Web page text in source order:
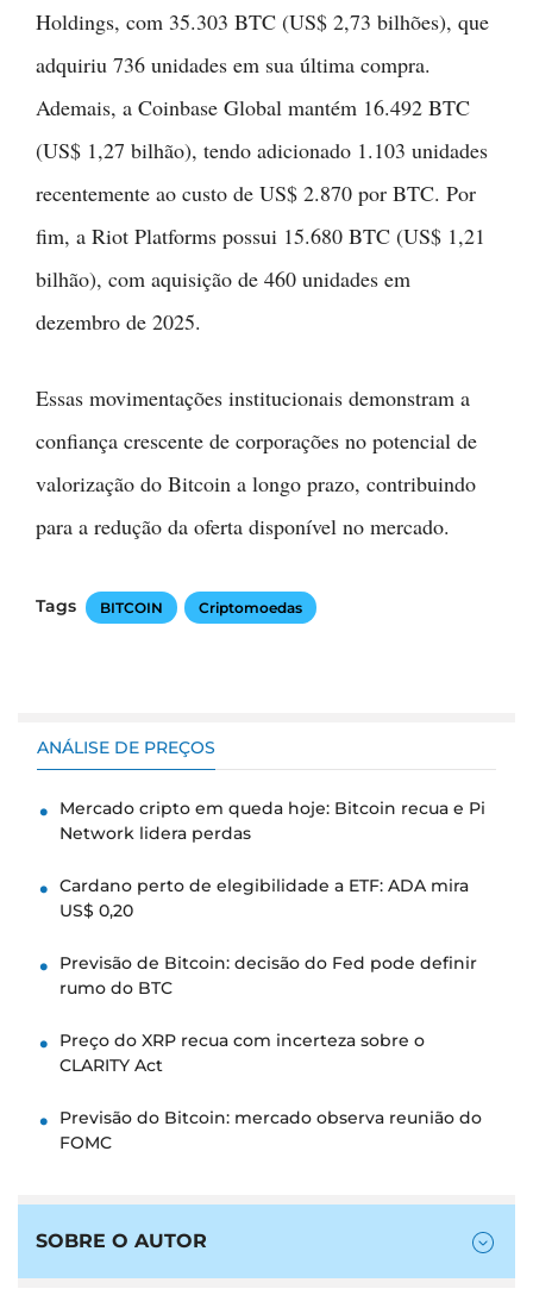
Holdings, com 35.303 BTC (US$ 2,73 bilhões), que
adquiriu 736 unidades em sua última compra.
Ademais, a Coinbase Global mantém 16.492 BTC
(US$ 1,27 bilhão), tendo adicionado 1.103 unidades
recentemente ao custo de US$ 2.870 por BTC. Por
fim, a Riot Platforms possui 15.680 BTC (US$ 1,21
bilhão), com aquisição de 460 unidades em
dezembro de 2025.
Essas movimentações institucionais demonstram a
confiança crescente de corporações no potencial de
valorização do Bitcoin a longo prazo, contribuindo
para a redução da oferta disponível no mercado.
Tags BITCOIN Criptomoedas
ANÁLISE DE PREÇOS
Mercado cripto em queda hoje: Bitcoin recua e Pi
Network lidera perdas
Cardano perto de elegibilidade a ETF: ADA mira
US$ 0,20
Previsão de Bitcoin: decisão do Fed pode definir
rumo do BTC
Preço do XRP recua com incerteza sobre o
CLARITY Act
Previsão do Bitcoin: mercado observa reunião do
FOMC
SOBRE O AUTOR